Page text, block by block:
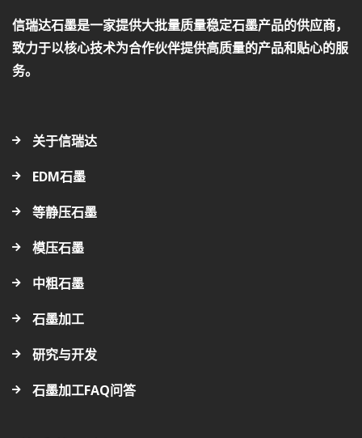
信瑞达石墨是一家提供大批量质量稳定石墨产品的供应商，
致力于以核心技术为合作伙伴提供高质量的产品和贴心的服
务。
关于信瑞达
EDM石墨
等静压石墨
模压石墨
中粗石墨
石墨加工
研究与开发
石墨加工FAQ问答